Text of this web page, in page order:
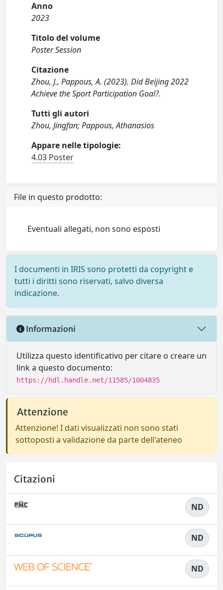
Anno
2023
Titolo del volume
Poster Session
Citazione
Zhou, J., Pappous, A. (2023). Did Beijing 2022
Achieve the Sport Participation Goal?.
Tutti gli autori
Zhou, Jingfan; Pappous, Athanasios
Appare nelle tipologie:
4.03 Poster
File in questo prodotto:
Eventuali allegati, non sono esposti
I documenti in IRIS sono protetti da copyright e
tutti i diritti sono riservati, salvo diversa
indicazione.
Informazioni
Utilizza questo identificativo per citare o creare un
link a questo documento:
https://hdl.handle.net/11585/1004835
Attenzione
Attenzione! I dati visualizzati non sono stati
sottoposti a validazione da parte dell'ateneo
Citazioni
ND
ND
ND